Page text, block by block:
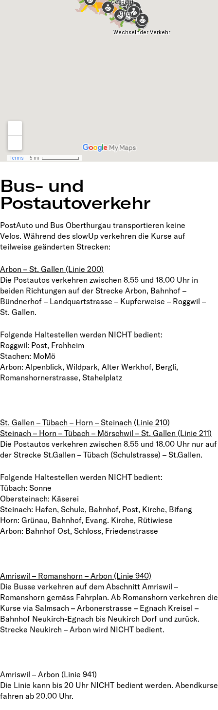
Bus- und
Postautoverkehr
PostAuto und Bus Oberthurgau transportieren keine
Velos. Während des slowUp verkehren die Kurse auf
teilweise geänderten Strecken:
Arbon – St. Gallen (Linie 200)
Die Postautos verkehren zwischen 8.55 und 18.00 Uhr in
beiden Richtungen auf der Strecke Arbon, Bahnhof –
Bündnerhof – Landquartstrasse – Kupferweise – Roggwil –
St. Gallen.
Folgende Haltestellen werden NICHT bedient:
Roggwil: Post, Frohheim
Stachen: MoMö
Arbon: Alpenblick, Wildpark, Alter Werkhof, Bergli,
Romanshornerstrasse, Stahelplatz
St. Gallen – Tübach – Horn – Steinach (Linie 210)
Steinach – Horn – Tübach – Mörschwil – St. Gallen (Linie 211)
Die Postautos verkehren zwischen 8.55 und 18.00 Uhr nur auf
der Strecke St.Gallen – Tübach (Schulstrasse) – St.Gallen.
Folgende Haltestellen werden NICHT bedient:
Tübach: Sonne
Obersteinach: Käserei
Steinach: Hafen, Schule, Bahnhof, Post, Kirche, Bifang
Horn: Grünau, Bahnhof, Evang. Kirche, Rütiwiese
Arbon: Bahnhof Ost, Schloss, Friedenstrasse
Amriswil – Romanshorn – Arbon (Linie 940)
Die Busse verkehren auf dem Abschnitt Amriswil –
Romanshorn gemäss Fahrplan. Ab Romanshorn verkehren die
Kurse via Salmsach – Arbonerstrasse – Egnach Kreisel –
Bahnhof Neukirch-Egnach bis Neukirch Dorf und zurück.
Strecke Neukirch – Arbon wird NICHT bedient.
Amriswil – Arbon (Linie 941)
Die Linie kann bis 20 Uhr NICHT bedient werden. Abendkurse
fahren ab 20.00 Uhr.